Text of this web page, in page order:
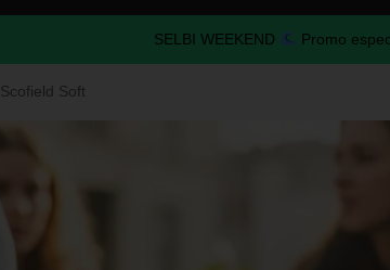
SELBI WEEKEND Promo
Scofield Soft